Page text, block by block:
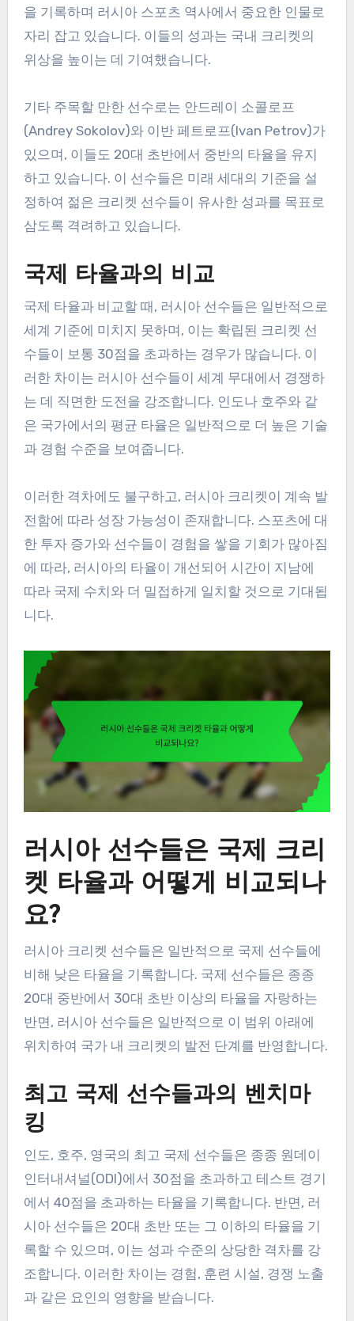
을 기록하며 러시아 스포츠 역사에서 중요한 인물로
자리 잡고 있습니다. 이들의 성과는 국내 크리켓의
위상을 높이는 데 기여했습니다.
기타 주목할 만한 선수로는 안드레이 소콜로프
(Andrey Sokolov)와 이반 페트로프(Ivan Petrov)가
있으며, 이들도 20대 초반에서 중반의 타율을 유지
하고 있습니다. 이 선수들은 미래 세대의 기준을 설
정하여 젊은 크리켓 선수들이 유사한 성과를 목표로
삼도록 격려하고 있습니다.
국제 타율과의 비교
국제 타율과 비교할 때, 러시아 선수들은 일반적으로
세계 기준에 미치지 못하며, 이는 확립된 크리켓 선
수들이 보통 30점을 초과하는 경우가 많습니다. 이
러한 차이는 러시아 선수들이 세계 무대에서 경쟁하
는 데 직면한 도전을 강조합니다. 인도나 호주와 같
은 국가에서의 평균 타율은 일반적으로 더 높은 기술
과 경험 수준을 보여줍니다.
이러한 격차에도 불구하고, 러시아 크리켓이 계속 발
전함에 따라 성장 가능성이 존재합니다. 스포츠에 대
한 투자 증가와 선수들이 경험을 쌓을 기회가 많아짐
에 따라, 러시아의 타율이 개선되어 시간이 지남에
따라 국제 수치와 더 밀접하게 일치할 것으로 기대됩
니다.
러시아 선수들은 국제 크리
켓 타율과 어떻게 비교되나
요?
러시아 크리켓 선수들은 일반적으로 국제 선수들에
비해 낮은 타율을 기록합니다. 국제 선수들은 종종
20대 중반에서 30대 초반 이상의 타율을 자랑하는
반면, 러시아 선수들은 일반적으로 이 범위 아래에
위치하여 국가 내 크리켓의 발전 단계를 반영합니다.
최고 국제 선수들과의 벤치마
킹
인도, 호주, 영국의 최고 국제 선수들은 종종 원데이
인터내셔널(ODI)에서 30점을 초과하고 테스트 경기
에서 40점을 초과하는 타율을 기록합니다. 반면, 러
시아 선수들은 20대 초반 또는 그 이하의 타율을 기
록할 수 있으며, 이는 성과 수준의 상당한 격차를 강
조합니다. 이러한 차이는 경험, 훈련 시설, 경쟁 노출
과 같은 요인의 영향을 받습니다.